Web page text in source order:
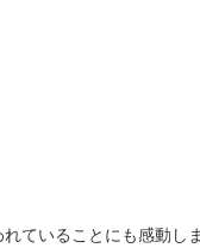
ていることにも感動しま